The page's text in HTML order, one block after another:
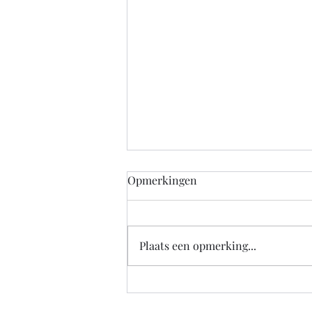
De overheid zou nu alvast
Opmerkingen
Plaats een opmerking...